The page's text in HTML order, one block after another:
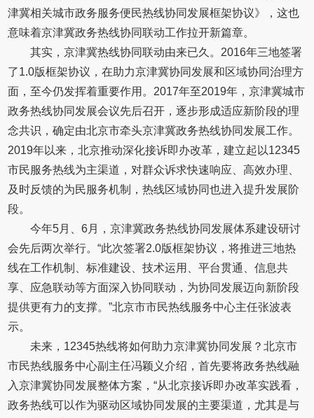
津冀相关城市政务服务便民热线协同发展框架协议》，这也
意味着京津冀政务热线协同联动工作拉开新篇章。
其实，京津冀热线协同联动由来已久。2016年三地签署
了1.0版框架协议，在助力京津冀协同发展和区域协同治理方
面，至今仍发挥着重要作用。2017年至2019年，京津冀城市
政务热线协同发展会议先后召开，逐步形成适应新阶段的理
念共识，确定由北京市牵头京津冀政务热线协同发展工作。
2019年以来，北京推动深化接诉即办改革，建立起以12345
市民服务热线为主渠道，对群众诉求快速响应、高效办理、
及时反馈的为民服务机制，热线区域协同也进入提升发展阶
段。
今年5月、6月，京津冀政务热线协同发展体系建设研讨
会先后两次举行。“此次签署2.0版框架协议，将推进三地热
线在工作机制、标准建设、技术运用、平台贯通、信息共
享、应急联动等方面深入协同联动，为协同发展迈向新阶段
提供更有力的支撑。”北京市市民热线服务中心主任张波表
示。
未来，12345热线将如何助力京津冀协同发展？北京市
市民热线服务中心副主任冯颖义介绍，首先要将政务热线融
入京津冀协同发展整体方案，“从北京接诉即办改革实践看，
政务热线可以作为驱动区域协同发展的主要渠道，尤其是与